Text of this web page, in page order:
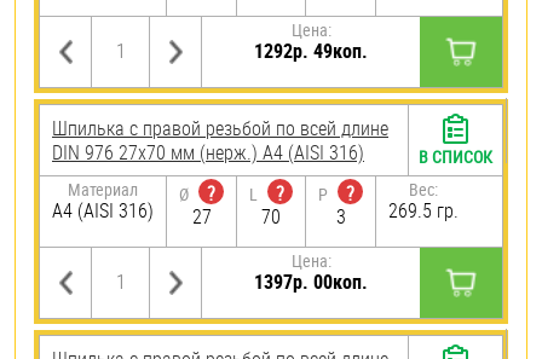
Цена:
1292р. 49коп.
Шпилька с правой резьбой по всей длине
DIN 976 27х70 мм (нерж.) A4 (AISI 316)
Материал
A4 (AISI 316)
Ø
?
27
L
?
70
P
?
3
Вес:
269.5 гр.
Цена:
1397р. 00коп.
В СПИСОК